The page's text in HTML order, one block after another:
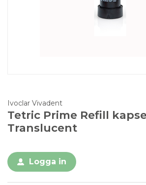
Ivoclar Vivadent
Tetric Prime Refill
Translucent
Logga in